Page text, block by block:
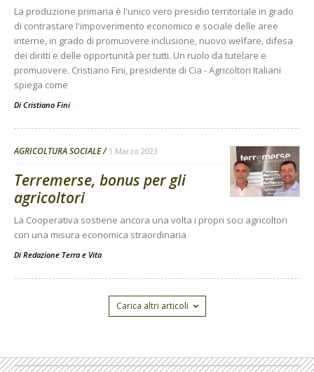
La produzione primaria è l'unico vero presidio territoriale in grado
di contrastare l'impoverimento economico e sociale delle aree
interne, in grado di promuovere inclusione, nuovo welfare, difesa
dei diritti e delle opportunità per tutti. Un ruolo da tutelare e
promuovere. Cristiano Fini, presidente di Cia - Agricoltori Italiani
spiega come
Di Cristiano Fini -
AGRICOLTURA SOCIALE 1 Marzo 2023
Terremerse, bonus per gli
agricoltori
La Cooperativa sostiene ancora una volta i propri soci agricoltori
con una misura economica straordinaria
Di Redazione Terra e Vita
Carica altri articoli